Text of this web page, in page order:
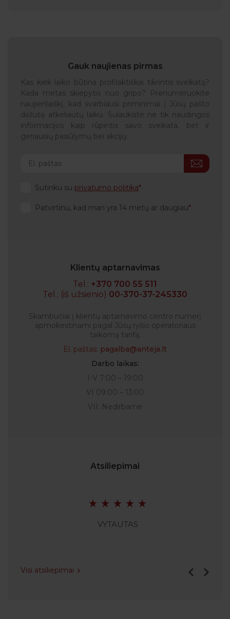
Gauk naujienas pirmas
Kas kiek laiko būtina profilaktiškai tikrintis sveikatą?
Kada metas skiepytis nuo gripo? Prenumeruokite
naujienlaiškį, kad svarbiausi priminimai į Jūsų pašto
dėžutę atkeliautų laiku. Sulauksite ne tik naudingos
informacijos kaip rūpintis savo sveikata, bet ir
geriausių pasiūlymų bei akcijų.
Sutinku su privatumo politika
Patvirtinu, kad man yra 14 metų ar daugiau
Klientų aptarnavimas
Tel.: +370 700 55 511
Tel.: (iš užsienio) 00-370-37-245330
Skambučiai į klientų aptarnavimo centro numerį
apmokestinami pagal Jūsų ryšio operatoriaus
taikomą tarifą.
El. paštas: pagalba@anteja.lt
Darbo laikas:
I-V 7:00 – 19:00
VI 09:00 – 13:00
VII: Nedirbame
Atsiliepimai
VYTAUTAS
Visi atsiliepimai